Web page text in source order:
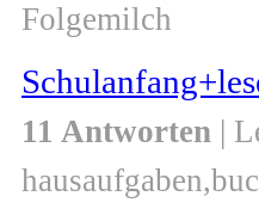
Folgemilch
11 Antworten |